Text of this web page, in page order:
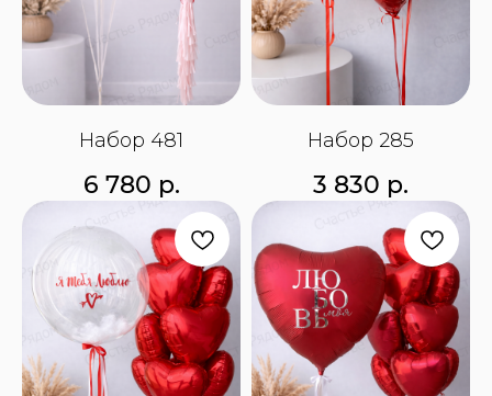
Набор 481
6 780 р.
Набор 285
3 830 р.